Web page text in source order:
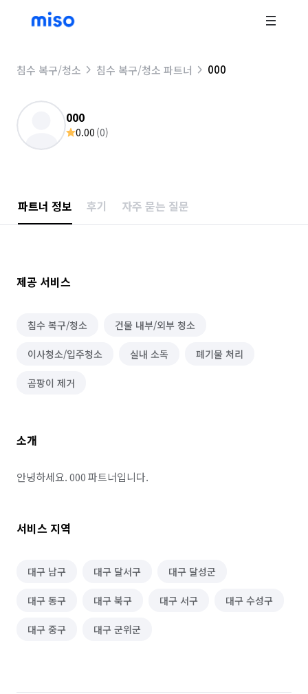
침수 복구/청소 침수 복구/청소 파트너 000
000
0.00 (0)
파트너 정보 후기 자주 묻는 질문
제공 서비스
침수 복구/청소 건물 내부/외부 청소
이사청소/입주청소 실내 소독 폐기물 처리
곰팡이 제거
소개
안녕하세요. 000 파트너입니다.
서비스 지역
대구 남구 대구 달서구 대구 달성군
대구 동구 대구 북구 대구 서구 대구 수성구
대구 중구 대구 군위군